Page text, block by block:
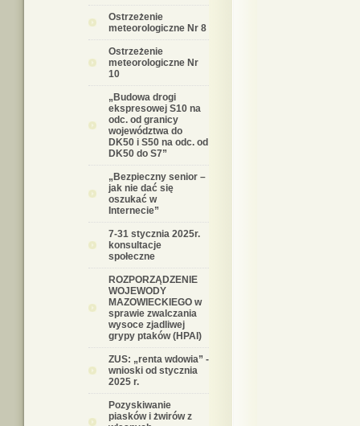
Ostrzeżenie
meteorologiczne Nr 8
Ostrzeżenie
meteorologiczne Nr
10
„Budowa drogi
ekspresowej S10 na
odc. od granicy
województwa do
DK50 i S50 na odc. od
DK50 do S7”
„Bezpieczny senior –
jak nie dać się
oszukać w
Internecie”
7-31 stycznia 2025r.
konsultacje
społeczne
ROZPORZĄDZENIE
WOJEWODY
MAZOWIECKIEGO w
sprawie zwalczania
wysoce zjadliwej
grypy ptaków (HPAI)
ZUS: „renta wdowia” -
wnioski od stycznia
2025 r.
Pozyskiwanie
piasków i żwirów z